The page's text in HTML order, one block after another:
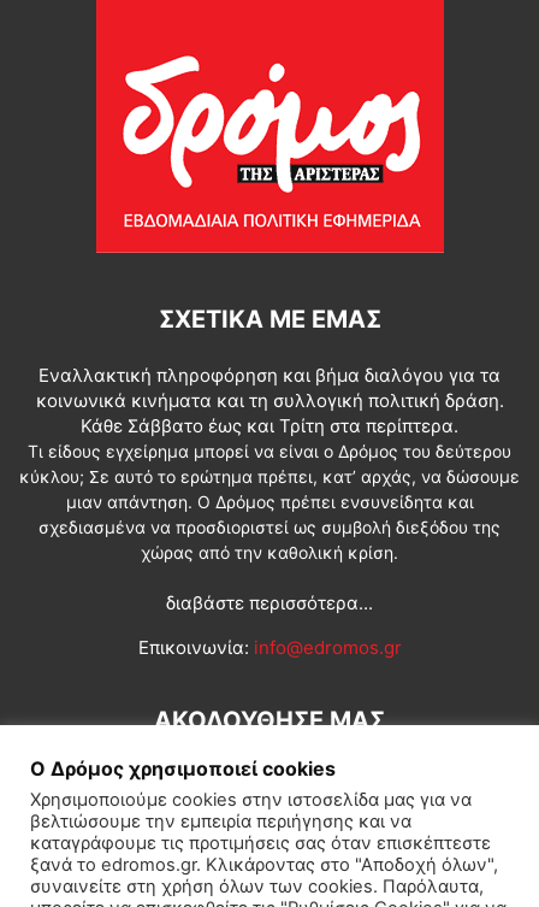
ΣΧΕΤΙΚΆ ΜΕ ΕΜΆΣ
Εναλλακτική πληροφόρηση και βήμα διαλόγου για τα
κοινωνικά κινήματα και τη συλλογική πολιτική δράση.
Κάθε Σάββατο έως και Τρίτη στα περίπτερα.
Τι είδους εγχείρημα μπορεί να είναι ο Δρόμος του δεύτερου
κύκλου; Σε αυτό το ερώτημα πρέπει, κατ’ αρχάς, να δώσουμε
μιαν απάντηση. Ο Δρόμος πρέπει ενσυνείδητα και
σχεδιασμένα να προσδιοριστεί ως συμβολή διεξόδου της
χώρας από την καθολική κρίση.
διαβάστε περισσότερα...
Επικοινωνία: info@edromos.gr
ΑΚΟΛΟΥΘΗΣΕ ΜΑΣ
Εγγραφή συνδρομητή Πολιτική Διεθνή Κοινωνία
Ο Δρόμος χρησιμοποιεί cookies
Χρησιμοποιούμε cookies στην ιστοσελίδα μας για να
βελτιώσουμε την εμπειρία περιήγησης και να
καταγράφουμε τις προτιμήσεις σας όταν επισκέπτεστε
ξανά το edromos.gr. Κλικάροντας στο "Αποδοχή όλων",
συναινείτε στη χρήση όλων των cookies. Παρόλαυτα,